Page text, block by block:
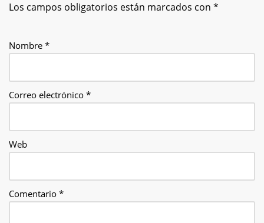
Los campos obligatorios están marcados con *
Nombre *
Correo electrónico *
Web
Comentario *